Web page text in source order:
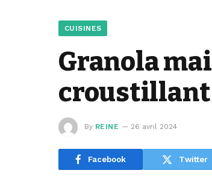
CUISINES
Granola
croustillant
By REINE 26 avril 2024
Facebook Twitter